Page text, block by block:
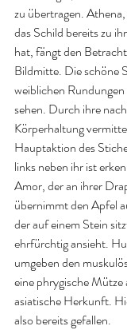
zu übertragen.
das Schild bereits zu
hat, fängt den
Bildmitte. Die schöne
weiblichen
sehen. Durch ihre
Körperhaltung
Hauptaktion des
links neben ihr ist
Amor, der an ihrer
übernimmt den Apfel
der auf einem Stein
ehrfürchtig ansieht.
umgeben den
eine phrygische Mütze
asiatische Herkunft.
also bereits gefallen.